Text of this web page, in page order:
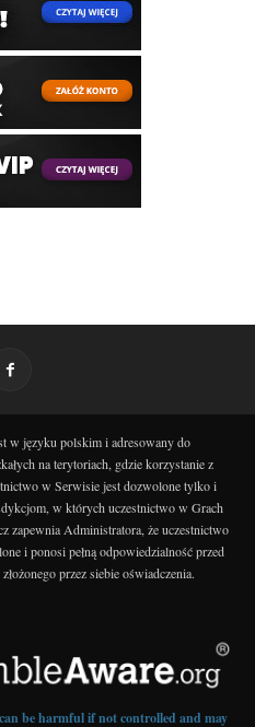
w języku polskim i adresowany do
na terytoriach, gdzie korzystanie z
w Serwisie jest dozwolone tylko i
w których uczestnictwo w Grach
zapewnia Administratora, że uczestnictwo
i ponosi pełną odpowiedzialność przed
przez siebie oświadczenia.
be harmful if not controlled and may